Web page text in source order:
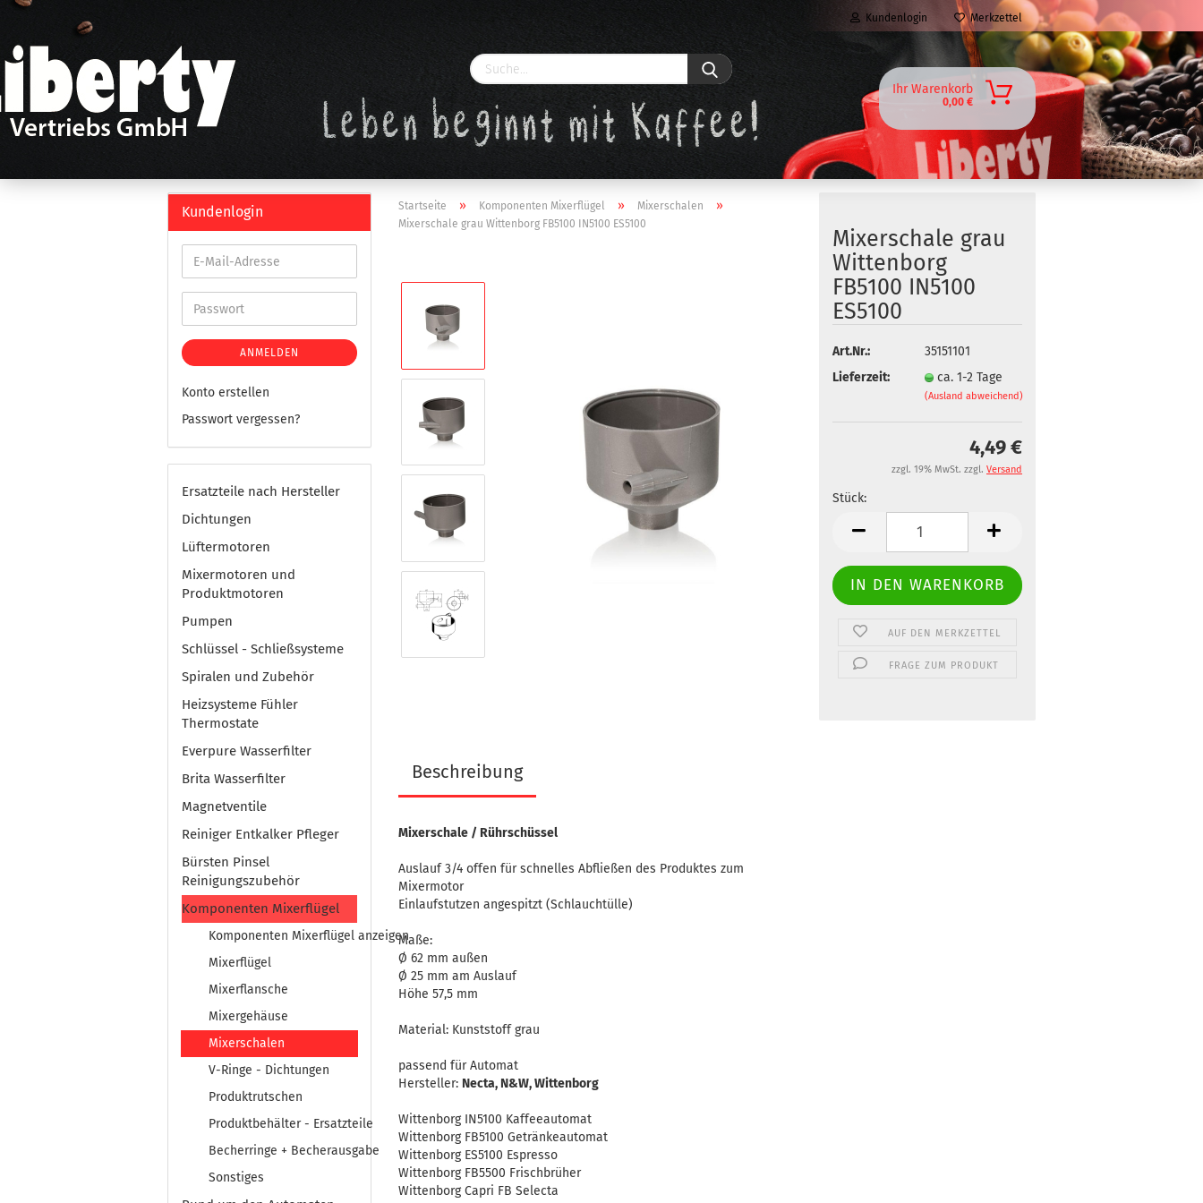
Kundenlogin Merkzettel
Ihr Warenkorb
0,00 €
Startseite » Komponenten Mixerflügel » Mixerschalen »
Mixerschale grau Wittenborg FB5100 IN5100 ES5100
Mixerschale grau
Wittenborg
FB5100 IN5100
ES5100
Art.Nr.:
35151101
Lieferzeit:
ca. 1-2 Tage
(Ausland abweichend)
4,49 €
zzgl. 19% MwSt. zzgl. Versand
Stück:
Stück
AUF DEN MERKZETTEL
FRAGE ZUM PRODUKT
Beschreibung
Mixerschale / Rührschüssel
Auslauf 3/4 offen für schnelles Abfließen des Produktes zum
Mixermotor
Einlaufstutzen angespitzt (Schlauchtülle)
Maße:
Ø 62 mm außen
Ø 25 mm am Auslauf
Höhe 57,5 mm
Material: Kunststoff grau
passend für Automat
Hersteller: Necta, N&W, Wittenborg
Wittenborg IN5100 Kaffeeautomat
Wittenborg FB5100 Getränkeautomat
Wittenborg ES5100 Espresso
Wittenborg FB5500 Frischbrüher
Wittenborg Capri FB Selecta
Kundenlogin
ANMELDEN
Konto erstellen
Passwort vergessen?
Ersatzteile nach Hersteller
Dichtungen
Lüftermotoren
Mixermotoren und
Produktmotoren
Pumpen
Schlüssel - Schließsysteme
Spiralen und Zubehör
Heizsysteme Fühler
Thermostate
Everpure Wasserfilter
Brita Wasserfilter
Magnetventile
Reiniger Entkalker Pfleger
Bürsten Pinsel
Reinigungszubehör
Komponenten Mixerflügel
Komponenten Mixerflügel anzeigen
Mixerflügel
Mixerflansche
Mixergehäuse
Mixerschalen
V-Ringe - Dichtungen
Produktrutschen
Produktbehälter - Ersatzteile
Becherringe + Becherausgabe
Sonstiges